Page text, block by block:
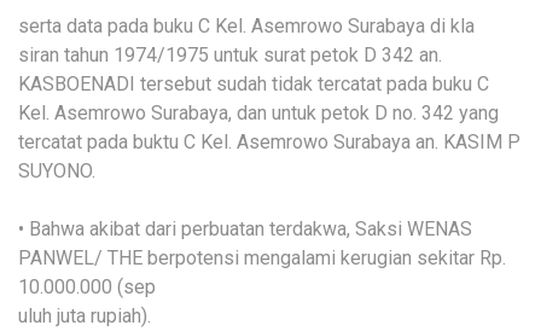
serta data pada buku C Kel. Asemrowo Surabaya di kla
siran tahun 1974/1975 untuk surat petok D 342 an.
KASBOENADI tersebut sudah tidak tercatat pada buku C
Kel. Asemrowo Surabaya, dan untuk petok D no. 342 yang
tercatat pada buktu C Kel. Asemrowo Surabaya an. KASIM P
SUYONO.
• Bahwa akibat dari perbuatan terdakwa, Saksi WENAS
PANWEL/ THE berpotensi mengalami kerugian sekitar Rp.
10.000.000 (sep
uluh juta rupiah).